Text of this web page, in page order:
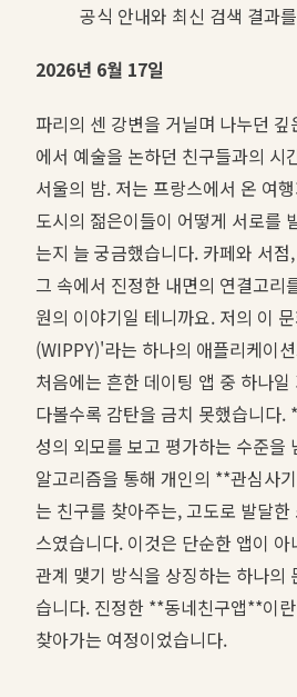
공식 안내와 최신 검색 결과
2026년 6월 17일
파리의 센 강변을 거닐며 나누던
에서 예술을 논하던 친구들과의 시
서울의 밤. 저는 프랑스에서 온 여
도시의 젊은이들이 어떻게 서로를
는지 늘 궁금했습니다. 카페와 서
그 속에서 진정한 내면의 연결고리
원의 이야기일 테니까요. 저의 이
(WIPPY)'라는 하나의 애플리케이
처음에는 흔한 데이팅 앱 중 하나
다볼수록 감탄을 금치 못했습니다.
성의 외모를 보고 평가하는 수준을
알고리즘을 통해 개인의 **관심사
는 친구를 찾아주는, 고도로 발달
스였습니다. 이것은 단순한 앱이
관계 맺기 방식을 상징하는 하나의
습니다. 진정한 **동네친구앱**이
찾아가는 여정이었습니다.